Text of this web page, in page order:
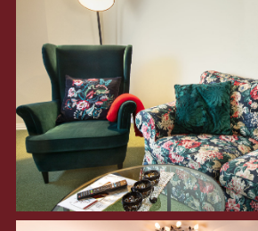
Orchideengarten